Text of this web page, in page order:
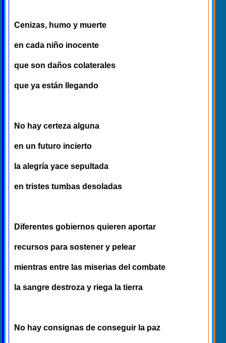
Cenizas, humo y muerte
en cada niño inocente
que son daños colaterales
que ya están llegando
No hay certeza alguna
en un futuro incierto
la alegría yace sepultada
en tristes tumbas desoladas
Diferentes gobiernos quieren aportar
recursos para sostener y pelear
mientras entre las miserias del combate
la sangre destroza y riega la tierra
No hay consignas de conseguir la paz